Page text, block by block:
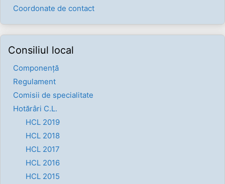
Coordonate de contact
Consiliul local
Componenţă
Regulament
Comisii de specialitate
Hotărâri C.L.
HCL 2019
HCL 2018
HCL 2017
HCL 2016
HCL 2015